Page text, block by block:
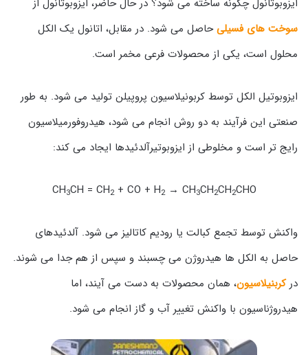
سوخت های فسیلیحاصل می شود. در مقابل، اتانول یک الکل
محلول است، یکی از محصولات فرعی مخمر است.
ایزوبوتیل الکل توسط کربونیلاسیون پروپیلن تولید می شود. به طور
صنعتی این فرآیند به دو روش انجام می شود، هیدروفورمیلاسیون
رایج تر است و مخلوطی از ایزوبوتیرآلدئیدها ایجاد می کند:
CH3CH = CH2+ CO + H2→ CH3CH2CH2CHO
واکنش توسط تجمع کبالت یا رودیم کاتالیز می شود. آلدئیدهای
حاصل به الکل ها هیدروژن می چسبند و سپس از هم جدا می شوند.
درکربنیلاسیون، همان محصولات به دست می آیند، اما
هیدروژناسیون با واکنش تغییر آب و گاز انجام می شود.